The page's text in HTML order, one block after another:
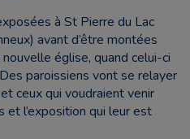
à St Pierre du Lac
avant d’être montées
église, quand celui-ci
paroissiens vont se relayer
ceux qui voudraient venir
et l’exposition qui leur est